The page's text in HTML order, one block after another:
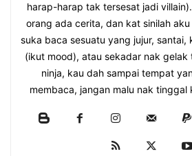
harap-harap tak tersesat jadi
orang ada cerita, dan kat sinilah
suka baca sesuatu yang jujur,
(ikut mood), atau sekadar nak
ninja, kau dah sampai tempat
membaca, jangan malu nak